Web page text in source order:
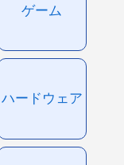
ゲーム
ハードウェア